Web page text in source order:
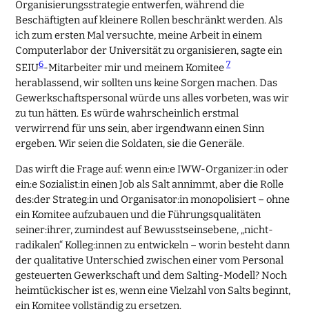
Organisierungsstrategie entwerfen, während die
Beschäftigten auf kleinere Rollen beschränkt werden. Als
ich zum ersten Mal versuchte, meine Arbeit in einem
Computerlabor der Universität zu organisieren, sagte ein
SEIU6-Mitarbeiter mir und meinem Komitee7
herablassend, wir sollten uns keine Sorgen machen. Das
Gewerkschaftspersonal würde uns alles vorbeten, was wir
zu tun hätten. Es würde wahrscheinlich erstmal
verwirrend für uns sein, aber irgendwann einen Sinn
ergeben. Wir seien die Soldaten, sie die Generäle.
Das wirft die Frage auf: wenn ein:e IWW-Organizer:in oder
ein:e Sozialist:in einen Job als Salt annimmt, aber die Rolle
des:der Strateg:in und Organisator:in monopolisiert – ohne
ein Komitee aufzubauen und die Führungsqualitäten
seiner:ihrer, zumindest auf Bewusstseinsebene, „nicht-
radikalen“ Kolleg:innen zu entwickeln – worin besteht dann
der qualitative Unterschied zwischen einer vom Personal
gesteuerten Gewerkschaft und dem Salting-Modell? Noch
heimtückischer ist es, wenn eine Vielzahl von Salts beginnt,
ein Komitee vollständig zu ersetzen.